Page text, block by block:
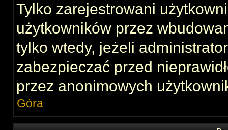
Tylko zarejestrowani
użytkowników przez
tylko wtedy, jeżeli
zabezpieczać przed
przez anonimowych
Góra